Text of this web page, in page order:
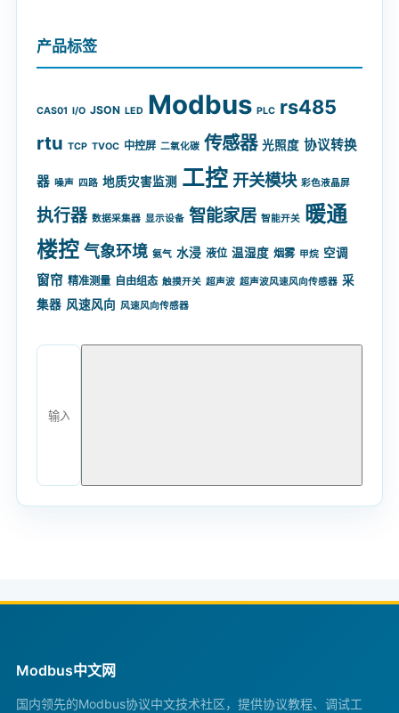
产品标签
CAS01 I/O JSON LED Modbus PLC rs485
rtu TCP TVOC 中控屏 二氧化碳 传感器 光照度 协议转换
器 噪声 四路 地质灾害监测 工控 开关模块 彩色液晶屏
执行器 数据采集器 显示设备 智能家居 智能开关 暖通
楼控 气象环境 氨气 水浸 液位 温湿度 烟雾 甲烷 空调
窗帘 精准测量 自由组态 触摸开关 超声波 超声波风速风向传感器 采
集器 风速风向 风速风向传感器
Modbus中文网
国内领先的Modbus协议中文技术社区，提供协议教程、调试工